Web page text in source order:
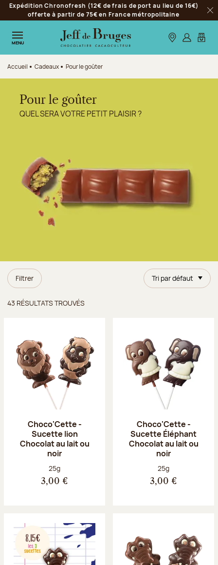
Aller à la navigation
Aller au contenu principal
Aller au pied de page
Expédition Chronofresh (12€ de frais de port au lieu de 16€)
offerte à partir de 75€ en France métropolitaine
MENU Nos boutiques
S’identifier
Mon
Accueil Cadeaux Pour le goûter
Pour le goûter
QUEL SERA VOTRE PETIT PLAISIR ?
Filtrer Tri par défaut
43 RÉSULTATS TROUVÉS
Choco'Cette -
Sucette lion
Chocolat au lait ou
noir
Poids net :
25g
3,00 €
Choco'Cette -
Sucette Éléphant
Chocolat au lait ou
noir
Poids net :
25g
3,00 €